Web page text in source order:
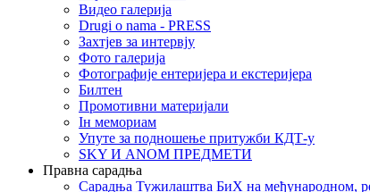
Видео галерија
Drugi o nama - PRESS
Захтјев за интервју
Фото галерија
Фотографије ентеријера и екстеријера
Билтен
Промотивни материјали
Iн мемориам
Упуте за подношење притужби КДТ-у
SKY И ANOM ПРЕДМЕТИ
Правна сарадња
Сарадња Тужилаштва БиХ на међународном,